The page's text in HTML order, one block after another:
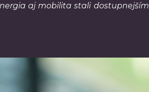
aj mobilita stali